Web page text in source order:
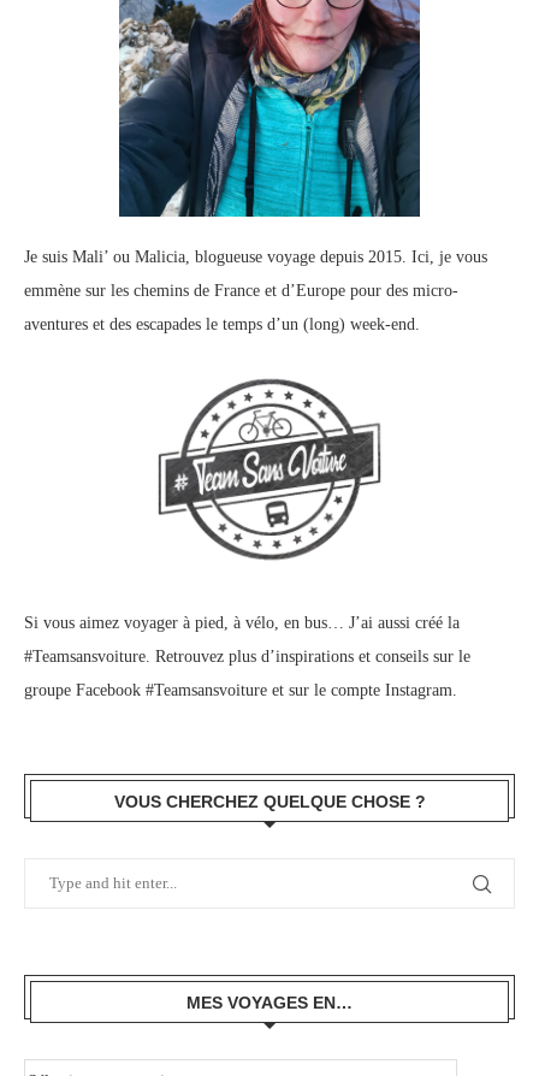
Je suis Mali’ ou Malicia, blogueuse voyage depuis 2015. Ici, je vous
emmène sur les chemins de France et d’Europe pour des micro-
aventures et des escapades le temps d’un (long) week-end.
Si vous aimez voyager à pied, à vélo, en bus… J’ai aussi créé la
#Teamsansvoiture. Retrouvez plus d’inspirations et conseils sur le
groupe Facebook #Teamsansvoiture et sur le compte Instagram.
VOUS CHERCHEZ QUELQUE CHOSE ?
MES VOYAGES EN…